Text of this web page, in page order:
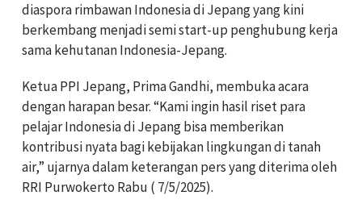
diaspora rimbawan Indonesia di Jepang yang kini
berkembang menjadi semi start-up penghubung kerja
sama kehutanan Indonesia-Jepang.
Ketua PPI Jepang, Prima Gandhi, membuka acara
dengan harapan besar. “Kami ingin hasil riset para
pelajar Indonesia di Jepang bisa memberikan
kontribusi nyata bagi kebijakan lingkungan di tanah
air,” ujarnya dalam keterangan pers yang diterima oleh
RRI Purwokerto Rabu ( 7/5/2025).